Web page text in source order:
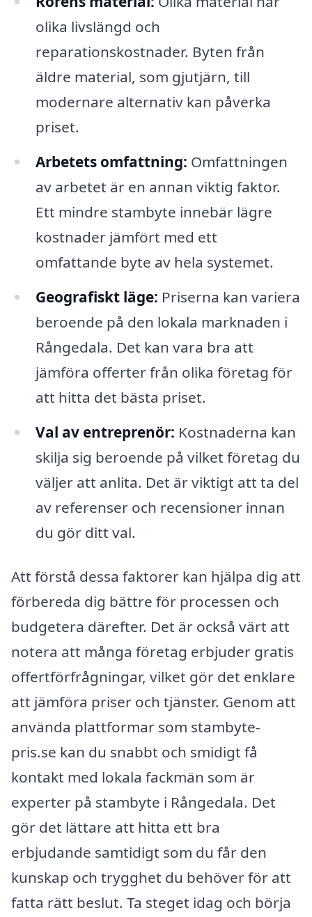
olika livslängd och
reparationskostnader. Byten från
äldre material, som gjutjärn, till
modernare alternativ kan påverka
priset.
Arbetets omfattning: Omfattningen
av arbetet är en annan viktig faktor.
Ett mindre stambyte innebär lägre
kostnader jämfört med ett
omfattande byte av hela systemet.
Geografiskt läge: Priserna kan variera
beroende på den lokala marknaden i
Rångedala. Det kan vara bra att
jämföra offerter från olika företag för
att hitta det bästa priset.
Val av entreprenör: Kostnaderna kan
skilja sig beroende på vilket företag du
väljer att anlita. Det är viktigt att ta del
av referenser och recensioner innan
du gör ditt val.
Att förstå dessa faktorer kan hjälpa dig att
förbereda dig bättre för processen och
budgetera därefter. Det är också värt att
notera att många företag erbjuder gratis
offertförfrågningar, vilket gör det enklare
att jämföra priser och tjänster. Genom att
använda plattformar som stambyte-
pris.se kan du snabbt och smidigt få
kontakt med lokala fackmän som är
experter på stambyte i Rångedala. Det
gör det lättare att hitta ett bra
erbjudande samtidigt som du får den
kunskap och trygghet du behöver för att
fatta rätt beslut. Ta steget idag och börja